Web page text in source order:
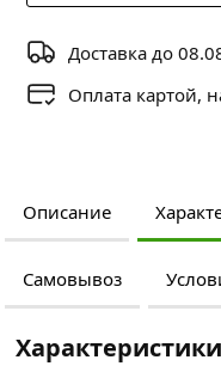
Доставка до
Оплата картой,
Описание
Самовывоз